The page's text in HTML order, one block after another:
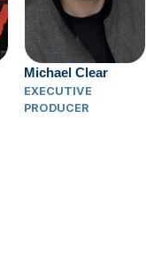
Michael Clear
EXECUTIVE
PRODUCER